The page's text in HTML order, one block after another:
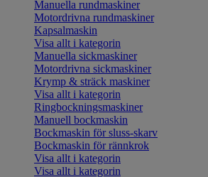
Manuella rundmaskiner
Motordrivna rundmaskiner
Kapsalmaskin
Visa allt i kategorin
Manuella sickmaskiner
Motordrivna sickmaskiner
Krymp & sträck maskiner
Visa allt i kategorin
Ringbockningsmaskiner
Manuell bockmaskin
Bockmaskin för sluss-skarv
Bockmaskin för rännkrok
Visa allt i kategorin
Visa allt i kategorin